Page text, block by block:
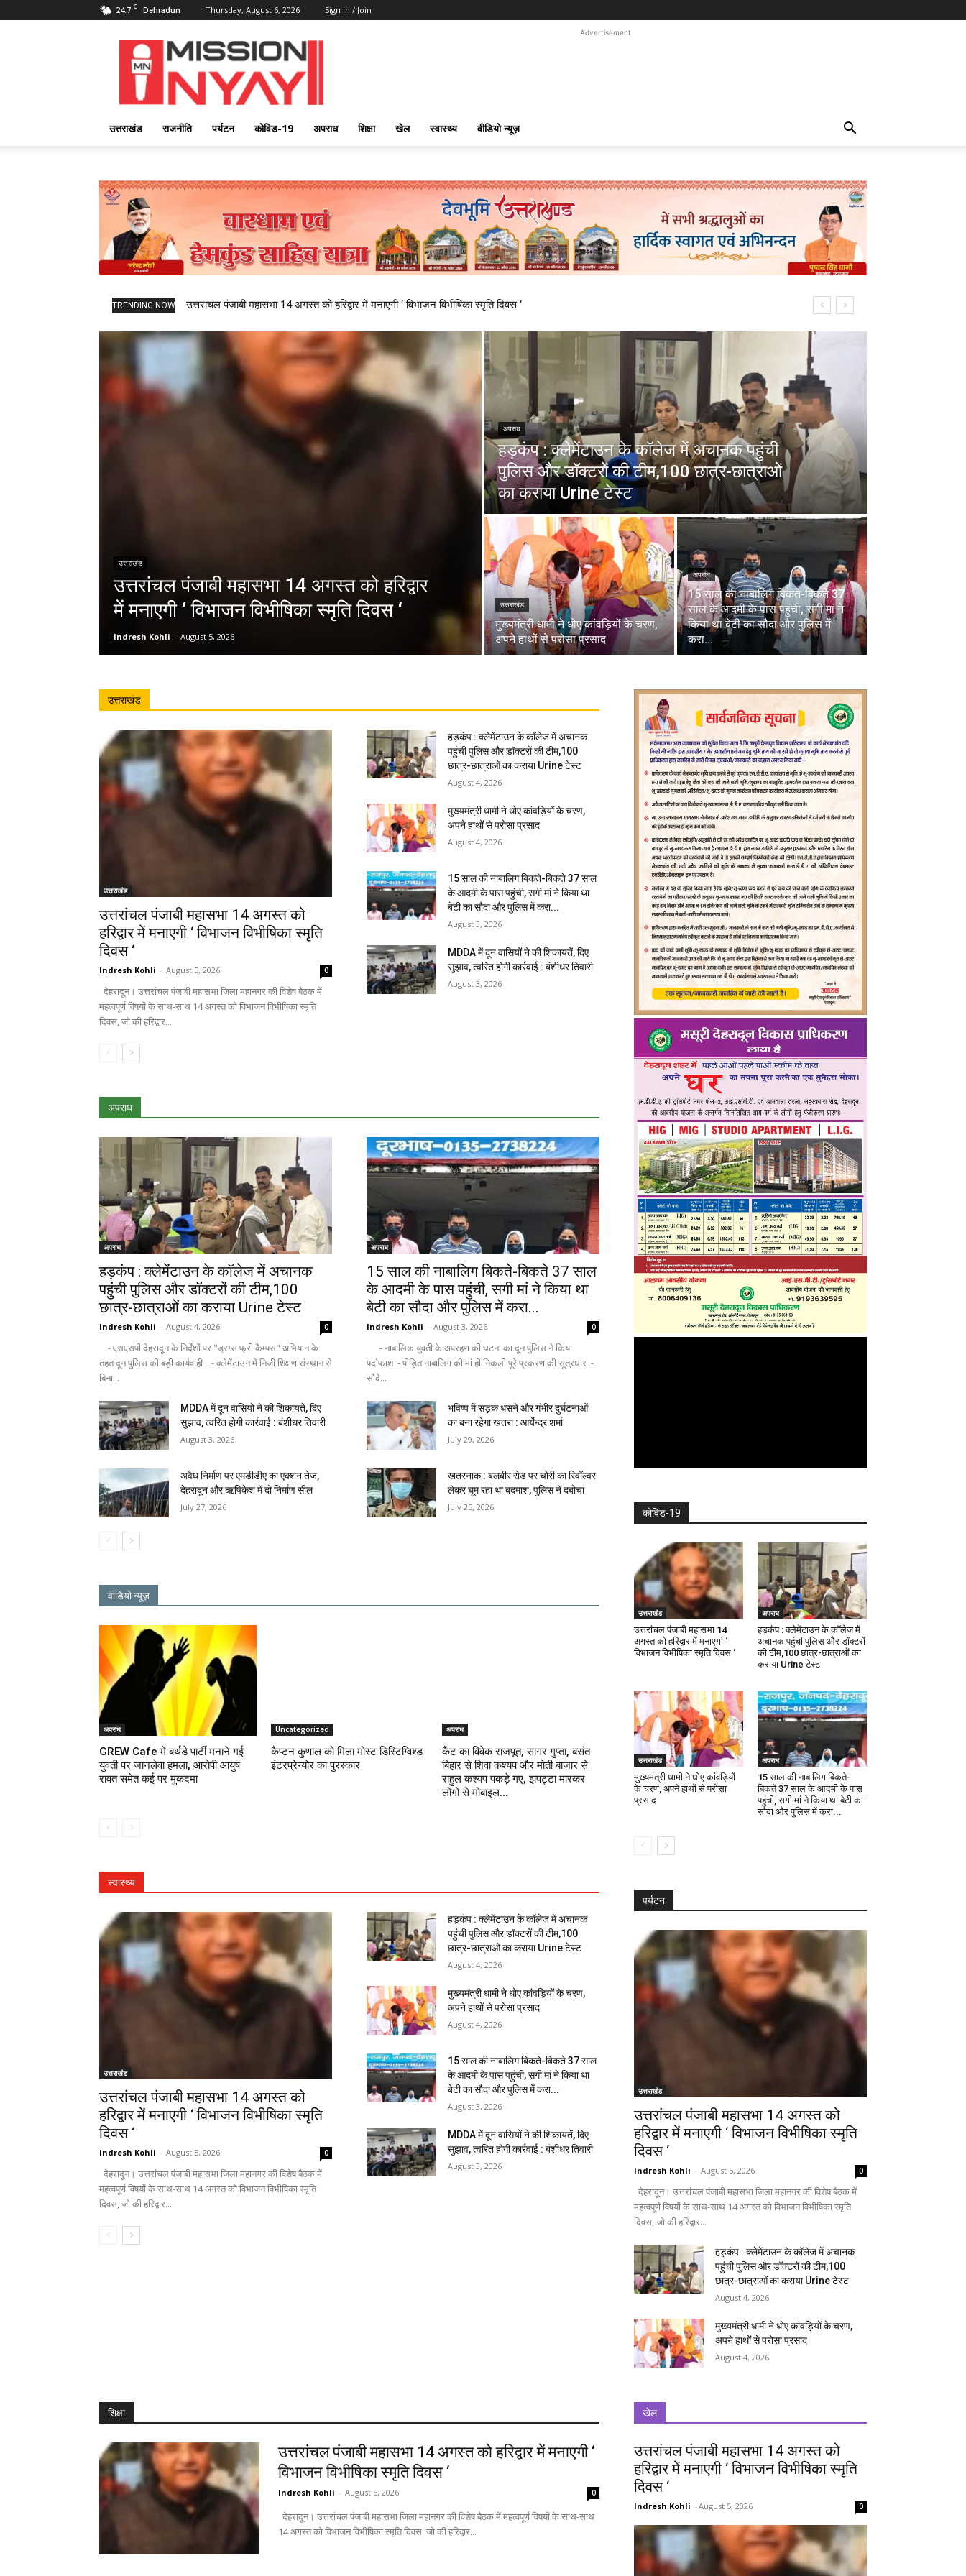
24.7 C Dehradun Thursday, August 6, 2026 Sign in / Join
Mission
Nyay
Advertisement
उत्तराखंड राजनीति पर्यटन कोविड-19 अपराध शिक्षा खेल स्वास्थ्य वीडियो न्यूज़
TRENDING NOW उत्तरांचल पंजाबी महासभा 14 अगस्त को हरिद्वार में मनाएगी ‘ विभाजन विभीषिका स्मृति दिवस ‘
उत्तराखंड
उत्तरांचल पंजाबी महासभा 14 अगस्त को हरिद्वार
में मनाएगी ‘ विभाजन विभीषिका स्मृति दिवस ‘
Indresh Kohli - August 5, 2026
अपराध
हड़कंप : क्लेमेंटाउन के कॉलेज में अचानक पहुंची
पुलिस और डॉक्टरों की टीम,100 छात्र-छात्राओं
का कराया Urine टेस्ट
उत्तराखंड
मुख्यमंत्री धामी ने धोए कांवड़ियों के चरण,
अपने हाथों से परोसा प्रसाद
अपराध
15 साल की नाबालिग बिकते-बिकते 37
साल के आदमी के पास पहुंची, सगी मां ने
किया था बेटी का सौदा और पुलिस में
करा...
उत्तराखंड
उत्तराखंड
उत्तरांचल पंजाबी महासभा 14 अगस्त को
हरिद्वार में मनाएगी ‘ विभाजन विभीषिका स्मृति
दिवस ‘
Indresh Kohli - August 5, 2026 0
देहरादून। उत्तरांचल पंजाबी महासभा जिला महानगर की विशेष बैठक में
महत्वपूर्ण विषयों के साथ-साथ 14 अगस्त को विभाजन विभीषिका स्मृति
दिवस, जो की हरिद्वार...
हड़कंप : क्लेमेंटाउन के कॉलेज में अचानक
पहुंची पुलिस और डॉक्टरों की टीम,100
छात्र-छात्राओं का कराया Urine टेस्ट
August 4, 2026
मुख्यमंत्री धामी ने धोए कांवड़ियों के चरण,
अपने हाथों से परोसा प्रसाद
August 4, 2026
15 साल की नाबालिग बिकते-बिकते 37 साल
के आदमी के पास पहुंची, सगी मां ने किया था
बेटी का सौदा और पुलिस में करा...
August 3, 2026
MDDA में दून वासियों ने की शिकायतें, दिए
सुझाव, त्वरित होगी कार्रवाई : बंशीधर तिवारी
August 3, 2026
अपराध
अपराध
हड़कंप : क्लेमेंटाउन के कॉलेज में अचानक
पहुंची पुलिस और डॉक्टरों की टीम,100
छात्र-छात्राओं का कराया Urine टेस्ट
Indresh Kohli - August 4, 2026 0
- एसएसपी देहरादून के निर्देशों पर "ड्रग्स फ्री कैम्पस" अभियान के
तहत दून पुलिस की बड़ी कार्यवाही - क्लेमेंटाउन में निजी शिक्षण संस्थान से
बिना...
अपराध
15 साल की नाबालिग बिकते-बिकते 37 साल
के आदमी के पास पहुंची, सगी मां ने किया था
बेटी का सौदा और पुलिस में करा...
Indresh Kohli - August 3, 2026 0
- नाबालिक युवती के अपरहण की घटना का दून पुलिस ने किया
पर्दाफाश - पीड़ित नाबालिग की मां ही निकली पूरे प्रकरण की सूत्रधार -
सौदे...
MDDA में दून वासियों ने की शिकायतें, दिए
सुझाव, त्वरित होगी कार्रवाई : बंशीधर तिवारी
August 3, 2026
भविष्य में सड़क धंसने और गंभीर दुर्घटनाओं
का बना रहेगा खतरा : आर्येन्द्र शर्मा
July 29, 2026
अवैध निर्माण पर एमडीडीए का एक्शन तेज,
देहरादून और ऋषिकेश में दो निर्माण सील
July 27, 2026
खतरनाक : बलबीर रोड पर चोरी का रिवॉल्वर
लेकर घूम रहा था बदमाश, पुलिस ने दबोचा
July 25, 2026
वीडियो न्यूज़
अपराध
GREW Cafe में बर्थडे पार्टी मनाने गई
युवती पर जानलेवा हमला, आरोपी आयुष
रावत समेत कई पर मुकदमा
Uncategorized
कैप्टन कुणाल को मिला मोस्ट डिस्टिंग्विश्ड
इंटरप्रेन्योर का पुरस्कार
अपराध
कैंट का विवेक राजपूत, सागर गुप्ता, बसंत
बिहार से शिवा कश्यप और मोती बाजार से
राहुल कश्यप पकड़े गए, झपट्टा मारकर
लोगों से मोबाइल...
स्वास्थ्य
उत्तराखंड
उत्तरांचल पंजाबी महासभा 14 अगस्त को
हरिद्वार में मनाएगी ‘ विभाजन विभीषिका स्मृति
दिवस ‘
Indresh Kohli - August 5, 2026 0
देहरादून। उत्तरांचल पंजाबी महासभा जिला महानगर की विशेष बैठक में
महत्वपूर्ण विषयों के साथ-साथ 14 अगस्त को विभाजन विभीषिका स्मृति
दिवस, जो की हरिद्वार...
हड़कंप : क्लेमेंटाउन के कॉलेज में अचानक
पहुंची पुलिस और डॉक्टरों की टीम,100
छात्र-छात्राओं का कराया Urine टेस्ट
August 4, 2026
मुख्यमंत्री धामी ने धोए कांवड़ियों के चरण,
अपने हाथों से परोसा प्रसाद
August 4, 2026
15 साल की नाबालिग बिकते-बिकते 37 साल
के आदमी के पास पहुंची, सगी मां ने किया था
बेटी का सौदा और पुलिस में करा...
August 3, 2026
MDDA में दून वासियों ने की शिकायतें, दिए
सुझाव, त्वरित होगी कार्रवाई : बंशीधर तिवारी
August 3, 2026
कोविड-19
उत्तराखंड
उत्तरांचल पंजाबी महासभा 14
अगस्त को हरिद्वार में मनाएगी ‘
विभाजन विभीषिका स्मृति दिवस ‘
अपराध
हड़कंप : क्लेमेंटाउन के कॉलेज में
अचानक पहुंची पुलिस और डॉक्टरों
की टीम,100 छात्र-छात्राओं का
कराया Urine टेस्ट
उत्तराखंड
मुख्यमंत्री धामी ने धोए कांवड़ियों
के चरण, अपने हाथों से परोसा
प्रसाद
अपराध
15 साल की नाबालिग बिकते-
बिकते 37 साल के आदमी के पास
पहुंची, सगी मां ने किया था बेटी का
सौदा और पुलिस में करा...
पर्यटन
उत्तराखंड
उत्तरांचल पंजाबी महासभा 14 अगस्त को
हरिद्वार में मनाएगी ‘ विभाजन विभीषिका स्मृति
दिवस ‘
Indresh Kohli - August 5, 2026 0
देहरादून। उत्तरांचल पंजाबी महासभा जिला महानगर की विशेष बैठक में
महत्वपूर्ण विषयों के साथ-साथ 14 अगस्त को विभाजन विभीषिका स्मृति
दिवस, जो की हरिद्वार...
हड़कंप : क्लेमेंटाउन के कॉलेज में अचानक
पहुंची पुलिस और डॉक्टरों की टीम,100
छात्र-छात्राओं का कराया Urine टेस्ट
August 4, 2026
मुख्यमंत्री धामी ने धोए कांवड़ियों के चरण,
अपने हाथों से परोसा प्रसाद
August 4, 2026
शिक्षा
उत्तरांचल पंजाबी महासभा 14 अगस्त को हरिद्वार में मनाएगी ‘
विभाजन विभीषिका स्मृति दिवस ‘
Indresh Kohli - August 5, 2026 0
14 अगस्त को विभाजन विभीषिका स्मृति दिवस, जो की हरिद्वार...
खेल
उत्तरांचल पंजाबी महासभा 14 अगस्त को
हरिद्वार में मनाएगी ‘ विभाजन विभीषिका स्मृति
दिवस ‘
Indresh Kohli - August 5, 2026 0